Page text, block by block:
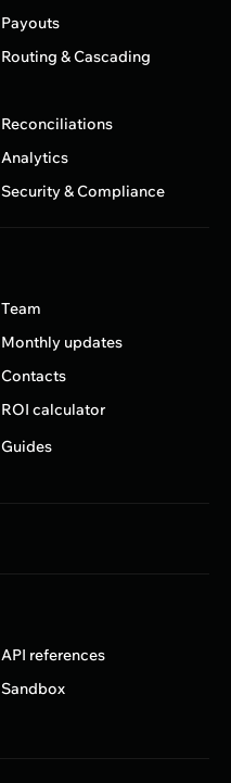
Payouts
Routing & Cascading
Reconciliations
Analytics
Security & Compliance
Team
Monthly updates
Contacts
ROI calculator
Guides
API references
Sandbox